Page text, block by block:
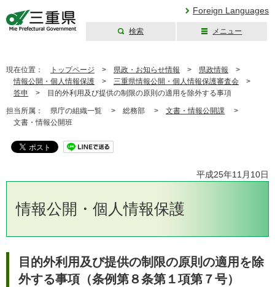
Foreign Languages
検索 メニュー
現在位置： トップページ > 県政・お知らせ情報 > 県政情報 >
情報公開・個人情報保護 > 三重県情報公開・個人情報保護審査会 >
答申
> 目的外利用及び提供の制限の原則の適用を除外する事項
担当所属： 県庁の組織一覧 > 総務部 > 文書・情報公開課 >
文書・情報公開班
平成25年11月10日
情報公開・個人情報保護
目的外利用及び提供の制限の原則の適用を除
外する事項（条例第８条第１項第７号）